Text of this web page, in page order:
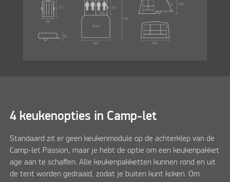
4 keukenopties in Camp-let
Standaard zit er geen keukenmodule op de achterklep van de
Camp-let Passion, maar je hebt de optie om een keukenpakket
age aan te schaffen. Alle keukenpakketten kunnen rond en uit
de tent worden gedraaid, zodat je buiten kunt koken. Om